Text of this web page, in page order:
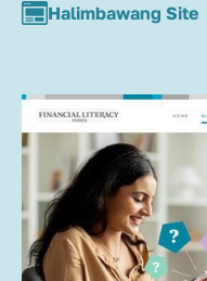
Halimbawang Site